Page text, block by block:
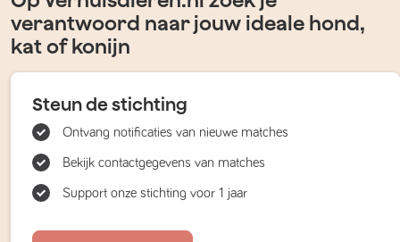
verantwoord naar jouw ideale hond,
kat of konijn
Steun de stichting
Ontvang notificaties van nieuwe matches
Bekijk contactgegevens van matches
Support onze stichting voor 1 jaar